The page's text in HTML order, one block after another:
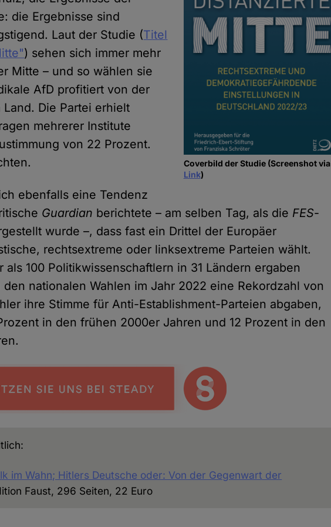
Coverbild der Studie (Screenshot via
Link)
die Ergebnisse sind
Laut der Studie (Titel
) sehen sich immer mehr
Mitte – und so wählen sie
AfD profitiert von der
Die Partei erhielt
mehrerer Institute
von 22 Prozent.
ebenfalls eine Tendenz
Guardian berichtete – am selben Tag, als die FES-
wurde –, dass fast ein Drittel der Europäer
rechtsextreme oder linksextreme Parteien wählt.
als 100 Politikwissenschaftlern in 31 Ländern ergaben
nationalen Wahlen im Jahr 2022 eine Rekordzahl von
ihre Stimme für Anti-Establishment-Parteien abgaben,
in den frühen 2000er Jahren und 12 Prozent in den
im Wahn; Hitlers Deutsche oder: Von der Gegenwart der
Faust, 296 Seiten, 22 Euro